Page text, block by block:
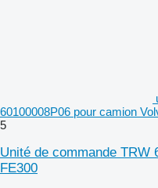
60100008P06 pour camion
5
Unité de commande TRW
FE300